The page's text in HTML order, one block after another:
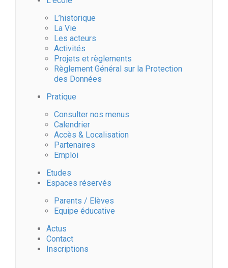
L’historique
La Vie
Les acteurs
Activités
Projets et règlements
Règlement Général sur la Protection
des Données
Pratique
Consulter nos menus
Calendrier
Accès & Localisation
Partenaires
Emploi
Etudes
Espaces réservés
Parents / Elèves
Equipe éducative
Actus
Contact
Inscriptions